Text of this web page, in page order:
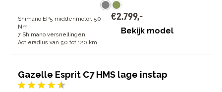
Shimano EP5 middenmotor, 50
Nm
7 Shimano versnellingen
Actieradius van 50 tot 120 km
€2.799,-
Bekijk model
Gazelle Esprit C7 HMS lage instap